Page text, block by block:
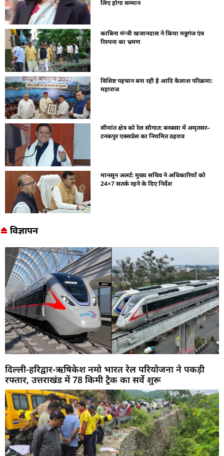
लिए होगा सम्मान
काबिना मंन्त्री खजानदास ने किया मन्नुगंज एंव
रिस्पना का भ्रमण
विशिष्ट पहचान बना रही है आदि कैलाश परिक्रमा:
महाराज
सीमांत क्षेत्र को रेल सौगात: बनबसा में अमृतसर–
टनकपुर एक्सप्रेस का नियमित ठहराव
मानसून अलर्ट: मुख्य सचिव ने अधिकारियों को
24×7 सतर्क रहने के दिए निर्देश
विज्ञापन
दिल्ली-हरिद्वार-ऋषिकेश नमो भारत रेल परियोजना ने पकड़ी
रफ्तार, उत्तराखंड में 78 किमी ट्रैक का सर्वे शुरू